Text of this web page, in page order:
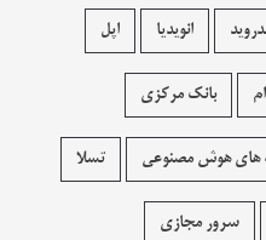
انویدیا اپل
بانک مرکزی
های هوش مصنوعی تسلا
سرور مجازی